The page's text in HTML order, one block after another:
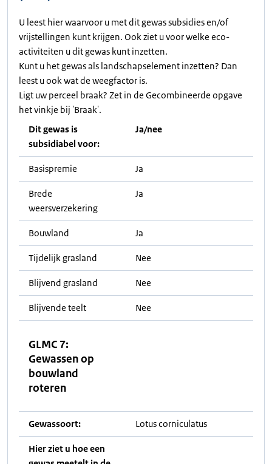
U leest hier waarvoor u met dit gewas subsidies en/of
vrijstellingen kunt krijgen. Ook ziet u voor welke eco-
activiteiten u dit gewas kunt inzetten.
Kunt u het gewas als landschapselement inzetten? Dan
leest u ook wat de weegfactor is.
Ligt uw perceel braak? Zet in de Gecombineerde opgave
het vinkje bij 'Braak'.
Dit gewas is
subsidiabel voor:
Ja/nee
Basispremie Ja
Brede
weersverzekering
Ja
Bouwland Ja
Tijdelijk grasland Nee
Blijvend grasland Nee
Blijvende teelt Nee
GLMC 7:
Gewassen op
bouwland
roteren
Gewassoort: Lotus corniculatus
Hier ziet u hoe een